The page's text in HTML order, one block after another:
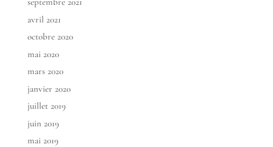
avril 2021
octobre 2020
mai 2020
mars 2020
janvier 2020
juillet 2019
juin 2019
mai 2019